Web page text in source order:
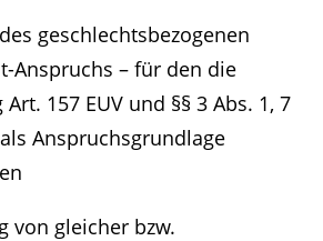
geschlechtsbezogenen
Anspruchs – für den die
157 EUV und §§ 3 Abs. 1, 7
Anspruchsgrundlage
von gleicher bzw.